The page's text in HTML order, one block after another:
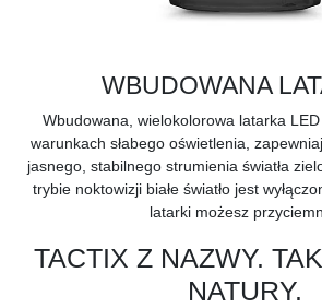
WBUDOWANA
Wbudowana, wielokolorowa latarka
warunkach słabego oświetlenia,
jasnego, stabilnego strumienia światła
trybie noktowizji białe światło jest
latarki możesz
TACTIX Z NAZWY.
NATURY.